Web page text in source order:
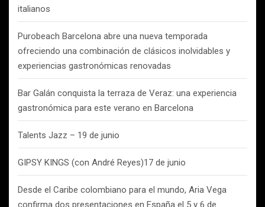
italianos
Purobeach Barcelona abre una nueva temporada
ofreciendo una combinación de clásicos inolvidables y
experiencias gastronómicas renovadas
Bar Galán conquista la terraza de Veraz: una experiencia
gastronómica para este verano en Barcelona
Talents Jazz – 19 de junio
GIPSY KINGS (con André Reyes)17 de junio
Desde el Caribe colombiano para el mundo, Aria Vega
confirma dos presentaciones en España el 5 y 6 de